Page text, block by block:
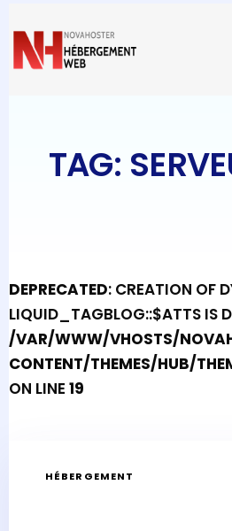
TAG:
DEPRECATED: CREATION OF
LIQUID_TAGBLOG::$ATTS IS
/VAR/WWW/VHOSTS/
CONTENT/THEMES/HUB/
ON LINE 19
HÉBERGEMENT